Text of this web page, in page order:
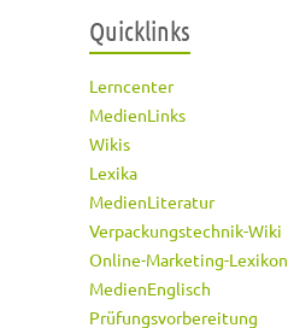
Quicklinks
Lerncenter
MedienLinks
Wikis
Lexika
MedienLiteratur
Verpackungstechnik-Wiki
Online-Marketing-Lexikon
MedienEnglisch
Prüfungsvorbereitung